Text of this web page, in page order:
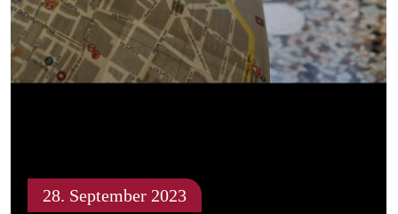
28. September 2023